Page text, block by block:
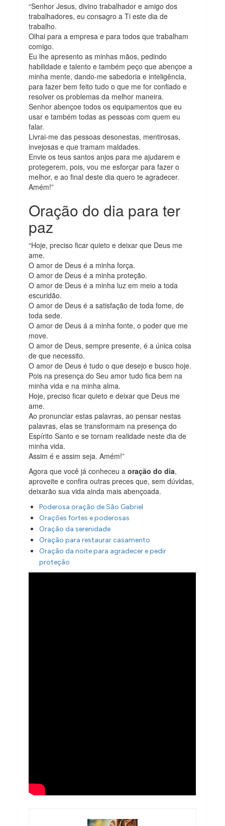
“Senhor Jesus, divino trabalhador e amigo dos
trabalhadores, eu consagro a Ti este dia de
trabalho.
Olhai para a empresa e para todos que trabalham
comigo.
Eu lhe apresento as minhas mãos, pedindo
habilidade e talento e também peço que abençoe a
minha mente, dando-me sabedoria e inteligência,
para fazer bem feito tudo o que me for confiado e
resolver os problemas da melhor maneira.
Senhor abençoe todos os equipamentos que eu
usar e também todas as pessoas com quem eu
falar.
Livrai-me das pessoas desonestas, mentirosas,
invejosas e que tramam maldades.
Envie os teus santos anjos para me ajudarem e
protegerem, pois, vou me esforçar para fazer o
melhor, e ao final deste dia quero te agradecer.
Amém!”
Oração do dia para ter
paz
“Hoje, preciso ficar quieto e deixar que Deus me
ame.
O amor de Deus é a minha força.
O amor de Deus é a minha proteção.
O amor de Deus é a minha luz em meio a toda
escuridão.
O amor de Deus é a satisfação de toda fome, de
toda sede.
O amor de Deus á a minha fonte, o poder que me
move.
O amor de Deus, sempre presente, é a única coisa
de que necessito.
O amor de Deus é tudo o que desejo e busco hoje.
Pois na presença do Seu amor tudo fica bem na
minha vida e na minha alma.
Hoje, preciso ficar quieto e deixar que Deus me
ame.
Ao pronunciar estas palavras, ao pensar nestas
palavras, elas se transformam na presença do
Espírito Santo e se tornam realidade neste dia de
minha vida.
Assim é e assim seja. Amém!”
Agora que você já conheceu aoração do dia,
aproveite e confira outras preces que, sem dúvidas,
deixarão sua vida ainda mais abençoada.
Poderosa oração de São Gabriel
Orações fortes e poderosas
Oração da serenidade
Oração para restaurar casamento
Oração da noite para agradecer e pedir
proteção